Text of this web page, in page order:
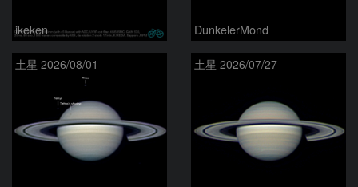
ikeken DunkelerMond
土星 2026/08/01 土星 2026/07/27